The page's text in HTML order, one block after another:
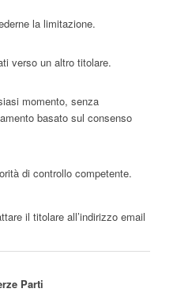
la limitazione.
verso un altro titolare.
momento, senza
basato sul consenso
di controllo competente.
il titolare all’indirizzo email
Parti